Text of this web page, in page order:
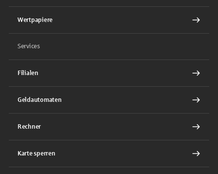
Wertpapiere
Services
Filialen
Geldautomaten
Rechner
Karte sperren